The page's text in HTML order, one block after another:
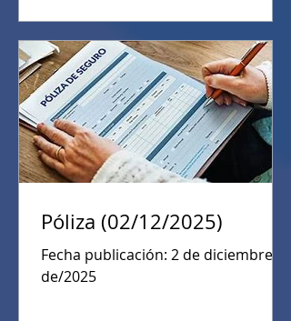
Póliza (02/12/2025)
Fecha publicación: 2 de diciembre
de/2025